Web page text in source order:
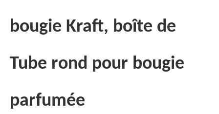
bougie Kraft, boîte de
Tube rond pour bougie
parfumée